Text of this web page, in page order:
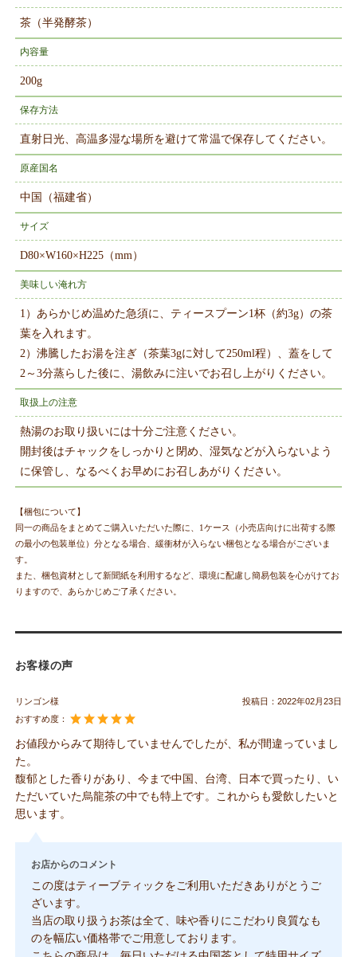
茶（半発酵茶）
内容量
200g
保存方法
直射日光、高温多湿な場所を避けて常温で保存してください。
原産国名
中国（福建省）
サイズ
D80×W160×H225（mm）
美味しい淹れ方
1）あらかじめ温めた急須に、ティースプーン1杯（約3g）の茶
葉を入れます。
2）沸騰したお湯を注ぎ（茶葉3gに対して250ml程）、蓋をして
2～3分蒸らした後に、湯飲みに注いでお召し上がりください。
取扱上の注意
熱湯のお取り扱いには十分ご注意ください。
開封後はチャックをしっかりと閉め、湿気などが入らないよう
に保管し、なるべくお早めにお召しあがりください。
【梱包について】
同一の商品をまとめてご購入いただいた際に、1ケース（小売店向けに出荷する際
の最小の包装単位）分となる場合、緩衝材が入らない梱包となる場合がございま
す。
また、梱包資材として新聞紙を利用するなど、環境に配慮し簡易包装を心がけてお
りますので、あらかじめご了承ください。
お客様の声
リンゴン様 投稿日： 2022年02月23日
おすすめ度：
お値段からみて期待していませんでしたが、私が間違っていまし
た。
馥郁とした香りがあり、今まで中国、台湾、日本で買ったり、い
ただいていた烏龍茶の中でも特上です。これからも愛飲したいと
思います。
お店からのコメント
この度はティーブティックをご利用いただきありがとうご
ざいます。
当店の取り扱うお茶は全て、味や香りにこだわり良質なも
のを幅広い価格帯でご用意しております。